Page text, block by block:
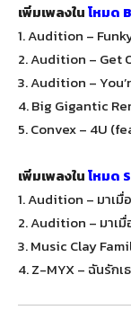
เพิ่มเพลงในโหมด
1. Audition –
2. Audition – Get
3. Audition –
4. Big Gigantic
5. Convex – 4U
เพิ่มเพลงในโหมด
1. Audition – มาเมื่
2. Audition – มาเ
3. Music Clay
4. Z-MYX – ฉันรัก